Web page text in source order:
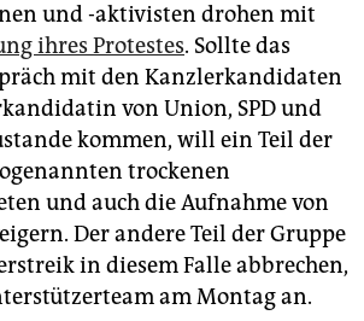
und -aktivisten drohen mit
ihres Protestes. Sollte das
mit den Kanzlerkandidaten
von Union, SPD und
kommen, will ein Teil der
trockenen
und auch die Aufnahme von
Der andere Teil der Gruppe
in diesem Falle abbrechen,
am Montag an.